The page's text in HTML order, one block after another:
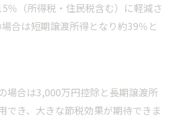
％（所得税・住民税含む）に軽減さ
合は短期譲渡所得となり約39％と
場合は3,000万円控除と長期譲渡所
でき、大きな節税効果が期待できま